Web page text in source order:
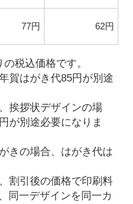
77円 62円
税込価格です。
賀はがき代85円が別途
挨拶状デザインの場
が別途必要になりま
きの場合、はがき代は
割引後の価格で印刷料
同一デザインを同一カ